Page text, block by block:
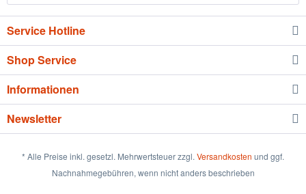
Service Hotline
Shop Service
Informationen
Newsletter
* Alle Preise inkl. gesetzl. Mehrwertsteuer zzgl. Versandkosten und ggf.
Nachnahmegebühren, wenn nicht anders beschrieben